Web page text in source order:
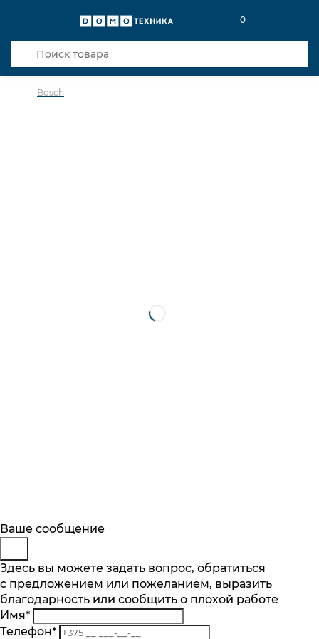
0
Bosch
Производительность, кг/мин
1.9
Все характеристики
Нет в наличии
Подобрать аналог
Описание
Отзывы
Основные характеристики
Производительность, кг/мин
1.9
Все характеристики
Будьте в курсе
Подпишитесь на последние обновления
и узнавайте о новинках и специальных
предложениях первыми
Подписаться
Заказ обратного звонка
Представьтесь
Телефон*
Комментарий
Ваше сообщение
Здесь вы можете задать вопрос, обратиться
с предложением или пожеланием, выразить
благодарность или сообщить о плохой работе
Имя*
Телефон*